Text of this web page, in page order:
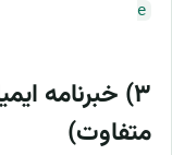
e
۳) خبرنامه
متفاوت)